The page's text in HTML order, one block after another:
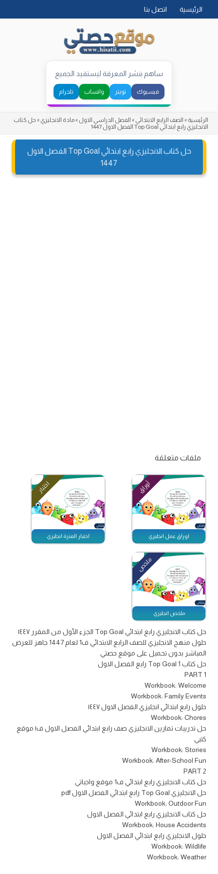
الرئيسية اتصل بنا
ساهم بنشر المعرفة ليستفيد الجميع
فيسبوك تويتر واتساب تلجرام
الرئيسية » الصف الرابع الابتدائي » الفصل الدراسي الاول »مادة الانجليزي » حل كتاب
الانجليزي رابع ابتدائي Top Goal الفصل الاول 1447
حل كتاب الانجليزي رابع ابتدائي Top Goal الفصل الاول
1447
ملفات متعلقة
أوراق
اوراق عمل انجليزي
اختبار
اختبار الفترة انجليزي
ملخص
ملخص انجليزي
حل كتاب الانجليزي رابع ابتدائي Top Goal الجزء الأول من المقرر ١٤٤٧
حلول منهج الانجليزي للصف الرابع الابتدائي ف1 لعام 1447 جاهز للعرض
المباشر بدون تحميل على موقع حصتي
حل كتاب Top Goal 1 رابع الفصل الاول
PART 1
Workbook: Welcome
Workbook: Family Events
حلول رابع ابتدائي انجليزي الفصل الاول ١٤٤٧
Workbook: Chores
حل تدريبات تمارين الانجليزي صف رابع ابتدائي الفصل الاول ف١ موقع
كتبي
Workbook: Stories
Workbook: After-School Fun
PART 2
حل كتاب الانجليزي رابع ابتدائي ف1 موقع واجباتي
حل الانجليزي Top Goal رابع ابتدائي الفصل الاول pdf
Workbook: Outdoor Fun
حل كتاب الانجليزي رابع ابتدائي الفصل الاول
Workbook: House Accidents
حلول الانجليزي رابع ابتدائي الفصل الاول
Workbook: Wildlife
Workbook: Weather